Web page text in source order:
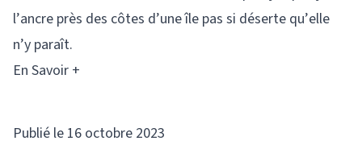
l’ancre près des côtes d’une île pas si déserte qu’elle
n’y paraît.
En Savoir +
Publié le 16 octobre 2023